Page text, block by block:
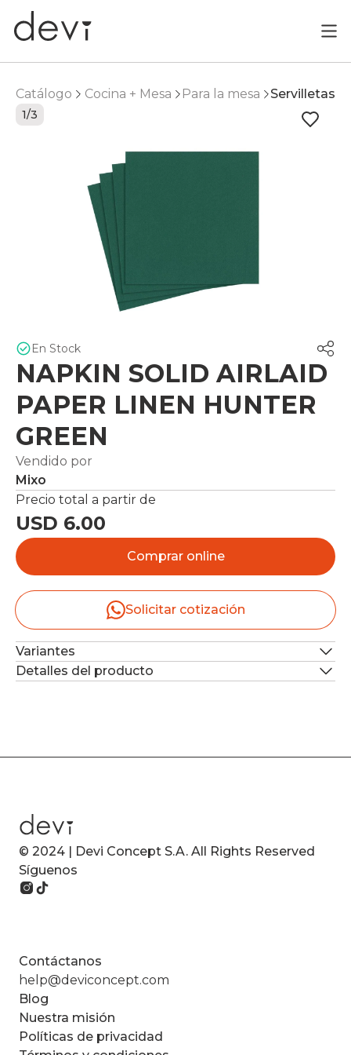
Catálogo Cocina + Mesa Para la mesa Servilletas
1/3
En Stock
NAPKIN SOLID AIRLAID
PAPER LINEN HUNTER
GREEN
Vendido por
Mixo
Precio total a partir de
USD 6.00
Comprar online
Solicitar cotización
Variantes
Detalles del producto
© 2024 | Devi Concept S.A. All Rights Reserved
Síguenos
Contáctanos
help@deviconcept.com
Blog
Nuestra misión
Políticas de privacidad